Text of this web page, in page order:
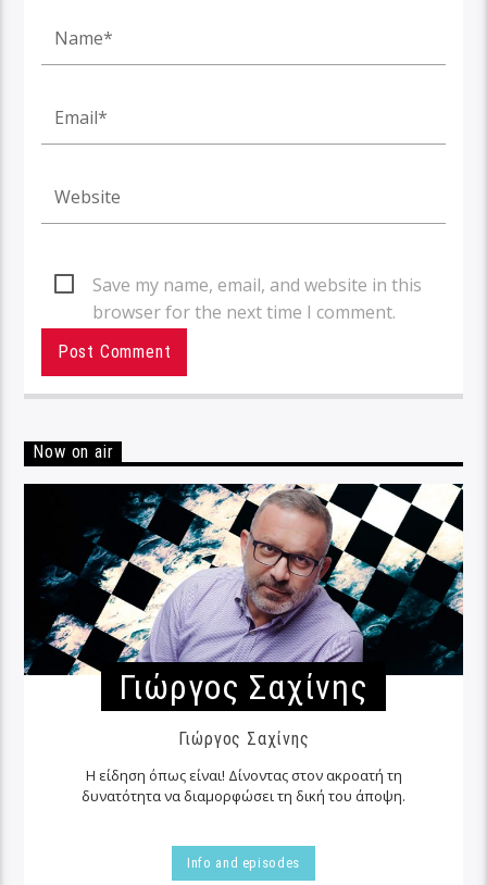
Save my name, email, and website in this
browser for the next time I comment.
Now on air
Γιώργος Σαχίνης
Γιώργος Σαχίνης
Η είδηση όπως είναι! Δίνοντας στον ακροατή τη
δυνατότητα να διαμορφώσει τη δική του άποψη.
Info and episodes